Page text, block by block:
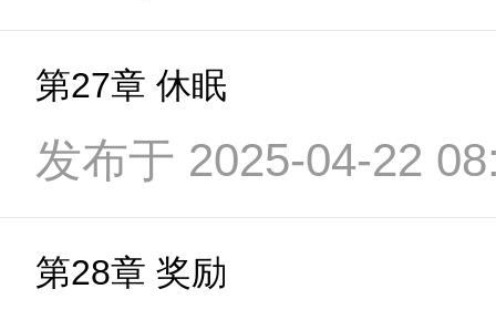
第27章 休眠
发布于 2025-04-22
第28章 奖励